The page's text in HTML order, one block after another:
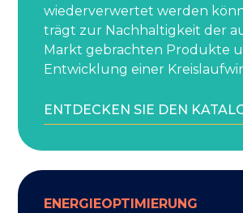
wiederverwertet werden
trägt zur Nachhaltigkeit der
Markt gebrachten Produkte
Entwicklung einer
ENTDECKEN SIE DEN
ENERGIEOPTIMIERUNG